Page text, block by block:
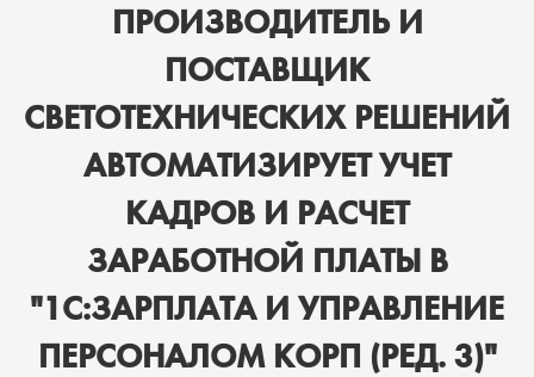
ПРОИЗВОДИТЕЛЬ И
ПОСТАВЩИК
СВЕТОТЕХНИЧЕСКИХ РЕШЕНИЙ
АВТОМАТИЗИРУЕТ УЧЕТ
КАДРОВ И РАСЧЕТ
ЗАРАБОТНОЙ ПЛАТЫ В
"1С:ЗАРПЛАТА И УПРАВЛЕНИЕ
ПЕРСОНАЛОМ КОРП (РЕД. 3)"